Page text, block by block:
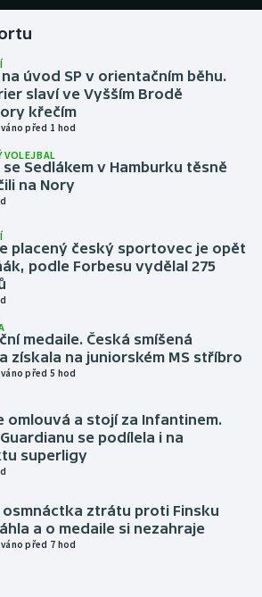
úvod SP v orientačním běhu.
slaví ve Vyšším Brodě
křečím
před 1 hod
VOLEJBAL
se Sedlákem v Hamburku těsně
na Nory
placený český sportovec je opět
podle Forbesu vydělal 275
medaile. Česká smíšená
získala na juniorském MS stříbro
před 5 hod
omlouvá a stojí za Infantinem.
se podílela i na
superligy
osmnáctka ztrátu proti Finsku
a o medaile si nezahraje
před 7 hod